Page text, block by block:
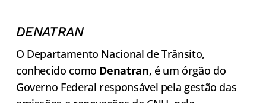
DENATRAN
O Departamento Nacional de Trânsito,
conhecido como Denatran, é um órgão do
Governo Federal responsável pela gestão das